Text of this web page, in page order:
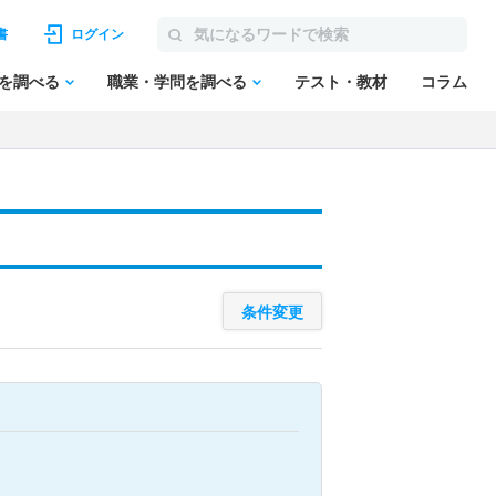
ログイン
調べる 職業・学問を調べる テスト・教材 コラム
条件変更